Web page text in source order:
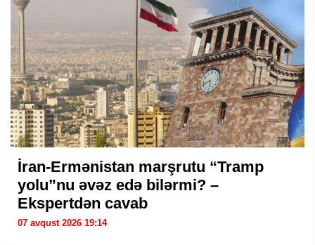
İran-Ermənistan marşrutu “Tramp
yolu”nu əvəz edə bilərmi? –
Ekspertdən cavab
07 avqust 2026 19:14